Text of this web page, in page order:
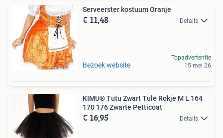
Serveerster kostuum Oranje
€ 11,48 Details
Bezoek website
Topadvertentie
15 mei 26
KIMU® Tutu Zwart Tule Rokje M L 164
170 176 Zwarte Petticoat
€ 16,95 Details